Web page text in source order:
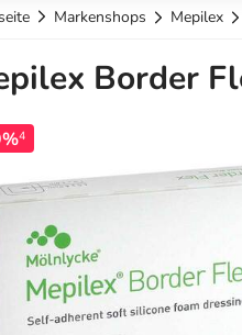
Markenshops Mepilex
Border
4